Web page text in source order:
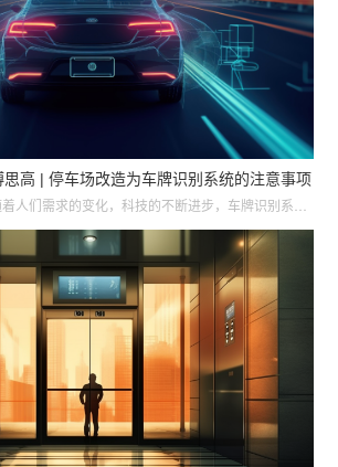
思高 | 停车场改造为车牌识别系统的注意事项